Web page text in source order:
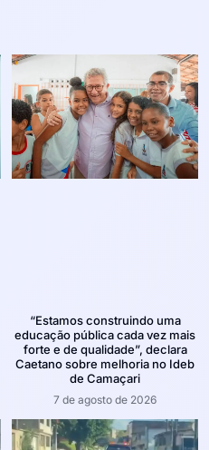
“Estamos construindo uma
educação pública cada vez mais
forte e de qualidade”, declara
Caetano sobre melhoria no Ideb
de Camaçari
7 de agosto de 2026